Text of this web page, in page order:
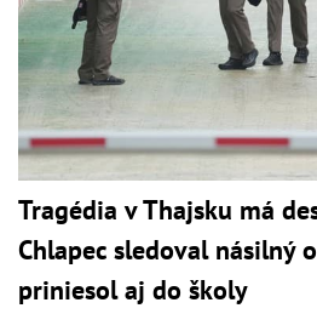
Tragédia v Thajsku má
Chlapec sledoval násilný
priniesol aj do školy